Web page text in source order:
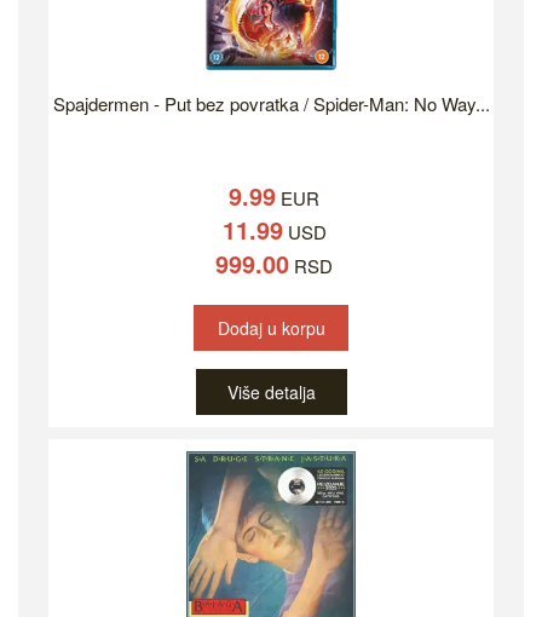
Spajdermen - Put bez povratka / Spider-Man: No Way...
9.99 EUR
11.99USD
999.00 RSD
Dodaj u korpu
Više detalja